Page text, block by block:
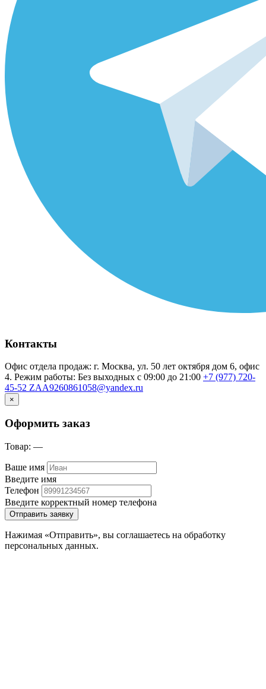
Контакты
Офис отдела продаж: г. Москва, ул. 50 лет октября дом 6, офис
4. Режим работы: Без выходных с 09:00 до 21:00 +7 (977) 720-
45-52 ZAA9260861058@yandex.ru
×
Оформить заказ
Товар: —
Ваше имя
Введите имя
Телефон
Введите корректный номер телефона
Отправить заявку
Нажимая «Отправить», вы соглашаетесь на обработку
персональных данных.